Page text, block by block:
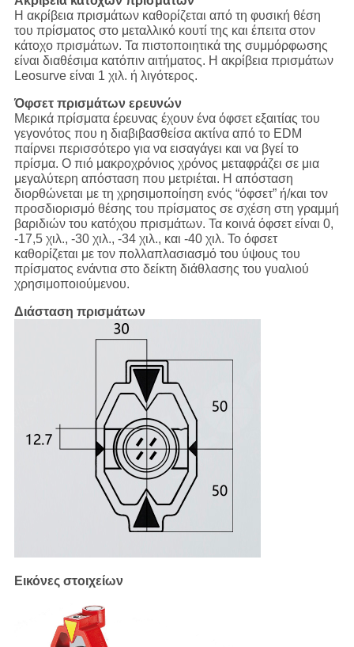
Η ακρίβεια πρισμάτων καθορίζεται από τη φυσική θέση
του πρίσματος στο μεταλλικό κουτί της και έπειτα στον
κάτοχο πρισμάτων. Τα πιστοποιητικά της συμμόρφωσης
είναι διαθέσιμα κατόπιν αιτήματος. Η ακρίβεια πρισμάτων
Leosurve είναι 1 χιλ. ή λιγότερος.
Όφσετ πρισμάτων ερευνών
Μερικά πρίσματα έρευνας έχουν ένα όφσετ εξαιτίας του
γεγονότος που η διαβιβασθείσα ακτίνα από το EDM
παίρνει περισσότερο για να εισαγάγει και να βγεί το
πρίσμα. Ο πιό μακροχρόνιος χρόνος μεταφράζει σε μια
μεγαλύτερη απόσταση που μετριέται. Η απόσταση
διορθώνεται με τη χρησιμοποίηση ενός “όφσετ” ή/και τον
προσδιορισμό θέσης του πρίσματος σε σχέση στη γραμμή
βαριδιών του κατόχου πρισμάτων. Τα κοινά όφσετ είναι 0,
-17,5 χιλ., -30 χιλ., -34 χιλ., και -40 χιλ. Το όφσετ
καθορίζεται με τον πολλαπλασιασμό του ύψους του
πρίσματος ενάντια στο δείκτη διάθλασης του γυαλιού
χρησιμοποιούμενου.
Διάσταση πρισμάτων
Εικόνες στοιχείων